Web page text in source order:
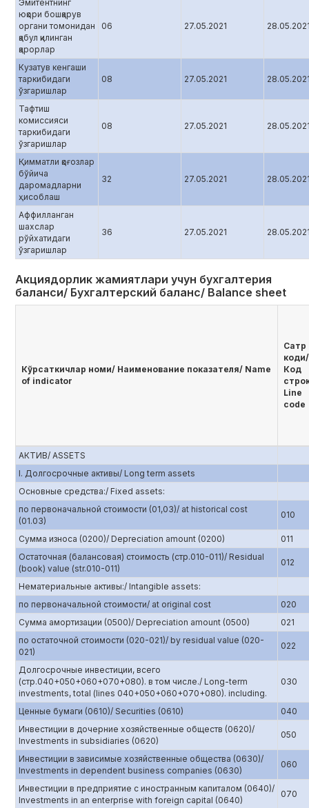
Эмитентнинг
юқори бошқарув
органи томонидан
қабул қилинган
қарорлар
06 27.05.2021
Кузатув кенгаши
таркибидаги
ўзгаришлар
08 27.05.2021
Тафтиш
комиссияси
таркибидаги
ўзгаришлар
08 27.05.2021
Қимматли қоғозлар
бўйича
даромадларни
ҳисоблаш
32 27.05.2021
Аффилланган
шахслар
рўйхатидаги
ўзгаришлар
36 27.05.2021
Акциядорлик жамиятлари учун бухгалтерия
баланси/ Бухгалтерский баланс/ Balance sheet
Кўрсаткичлар номи/ Наименование показателя/ Name
of indicator
Сатр
коди/
Код
Line
code
АКТИВ/ ASSETS
I. Долгосрочные активы/ Long term assets
Основные средства:/ Fixed assets:
по первоначальной стоимости (01,03)/ at historical cost
(01.03)
010
Сумма износа (0200)/ Depreciation amount (0200)
011
Остаточная (балансовая) стоимость (стр.010-011)/ Residual
(book) value (str.010-011)
012
Нематериальные активы:/ Intangible assets:
по первоначальной стоимости/ at original cost
020
Сумма амортизации (0500)/ Depreciation amount (0500)
021
по остаточной стоимости (020-021)/ by residual value (020-
021)
022
Долгосрочные инвестиции, всего
(стр.040+050+060+070+080). в том числе./ Long-term
investments, total (lines 040+050+060+070+080). including.
030
Ценные бумаги (0610)/ Securities (0610)
040
Инвестиции в дочерние хозяйственные обществ (0620)/
Investments in subsidiaries (0620)
050
Инвестиции в зависимые хозяйственные общества (0630)/
Investments in dependent business companies (0630)
060
Инвестиции в предприятие с иностранным капиталом (0640)/
Investments in an enterprise with foreign capital (0640)
070